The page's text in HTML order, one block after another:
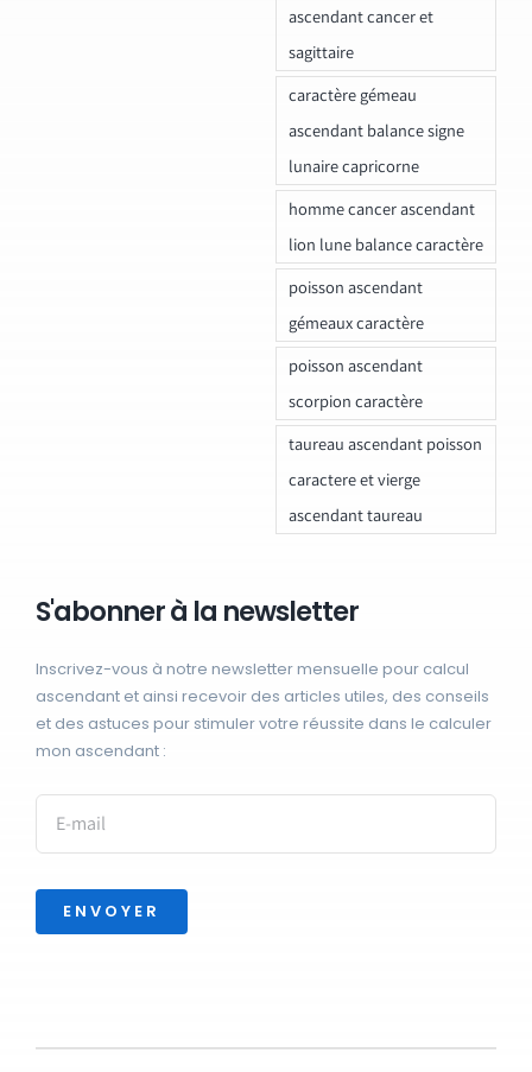
ascendant cancer et
sagittaire
caractère gémeau
ascendant balance signe
lunaire capricorne
homme cancer ascendant
lion lune balance caractère
poisson ascendant
gémeaux caractère
poisson ascendant
scorpion caractère
taureau ascendant poisson
caractere et vierge
ascendant taureau
S'abonner à la newsletter
Inscrivez-vous à notre newsletter mensuelle pour calcul
ascendant et ainsi recevoir des articles utiles, des conseils
et des astuces pour stimuler votre réussite dans le calculer
mon ascendant :
ENVOYER